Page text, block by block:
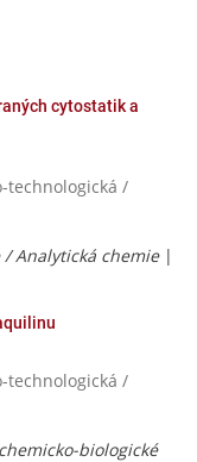
cytostatik a
technologická /
/ Analytická chemie|
technologická /
biologické